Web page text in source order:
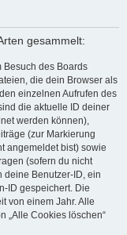
gesammelt:
Besuch des Boards
die dein Browser als
einzelnen Aufrufen des
die aktuelle ID deiner
werden können),
(zur Markierung
angemeldet bist) sowie
(sofern du nicht
deine Benutzer-ID, ein
ID gespeichert. Die
von einem Jahr. Alle
„Alle Cookies löschen“